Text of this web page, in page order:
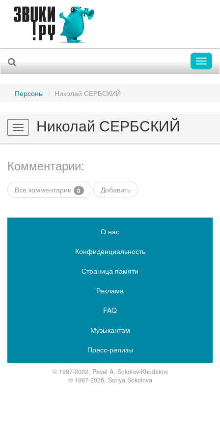
Персоны Николай СЕРБСКИЙ
Toggle
navigation
Николай СЕРБСКИЙ
Комментарии:
Все комментарии 0 Добавить
О нас
Конфиденциальность
Страница памяти
Реклама
FAQ
Музыкантам
Пресс-релизы
© 1997-2002, Pavel A. Sokolov-Khodakov
© 1997-2026, Sonya Sokolova